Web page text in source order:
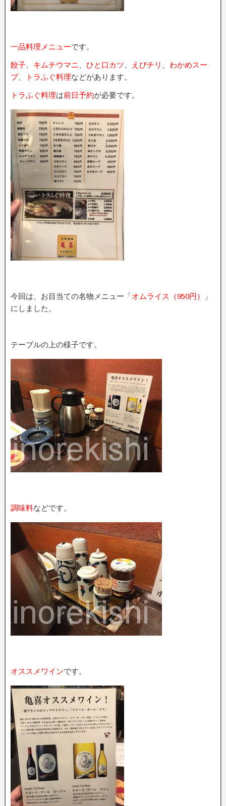
一品料理メニューです。
餃子 キムチウマニ ひと口カツ えびチリ
わかめスー
プ、 トラふぐ料理などがあります。
トラふぐ料理は前日予約が必要です。
今回は、お目当ての名物メニュー「オムライス（950円）
」
にしました。
テーブルの上の様子です。
調味料などです。
オススメワインです。